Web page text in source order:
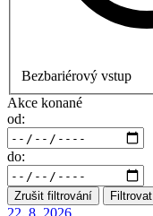
Bezbariérový vstup
Akce konané
od:
do:
Zrušit filtrování Filtrovat
22. 8. 2026